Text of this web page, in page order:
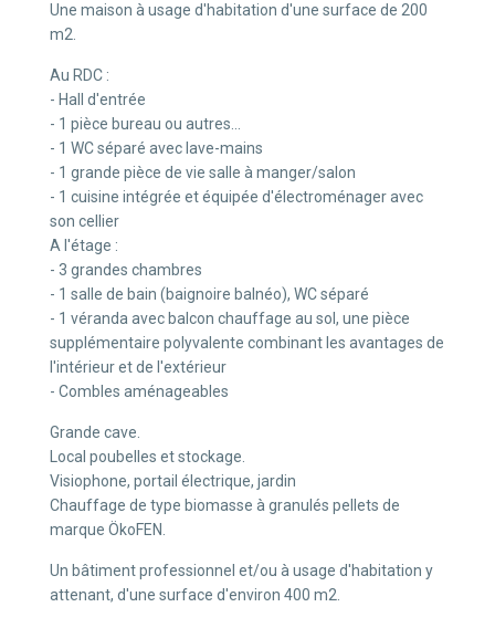
Une maison à usage d'habitation d'une surface de 200
m2.
Au RDC :
- Hall d'entrée
- 1 pièce bureau ou autres...
- 1 WC séparé avec lave-mains
- 1 grande pièce de vie salle à manger/salon
- 1 cuisine intégrée et équipée d'électroménager avec
son cellier
A l'étage :
- 3 grandes chambres
- 1 salle de bain (baignoire balnéo), WC séparé
- 1 véranda avec balcon chauffage au sol, une pièce
supplémentaire polyvalente combinant les avantages de
l'intérieur et de l'extérieur
- Combles aménageables
Grande cave.
Local poubelles et stockage.
Visiophone, portail électrique, jardin
Chauffage de type biomasse à granulés pellets de
marque ÖkoFEN.
Un bâtiment professionnel et/ou à usage d'habitation y
attenant, d'une surface d'environ 400 m2.